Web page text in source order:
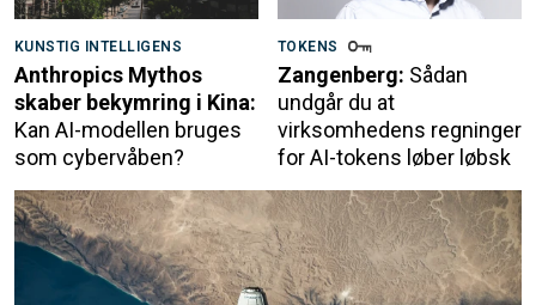
KUNSTIG INTELLIGENS
Anthropics Mythos
skaber bekymring i Kina:
Kan AI-modellen bruges
som cybervåben?
TOKENS
Zangenberg: Sådan
undgår du at
virksomhedens regninger
for AI-tokens løber løbsk